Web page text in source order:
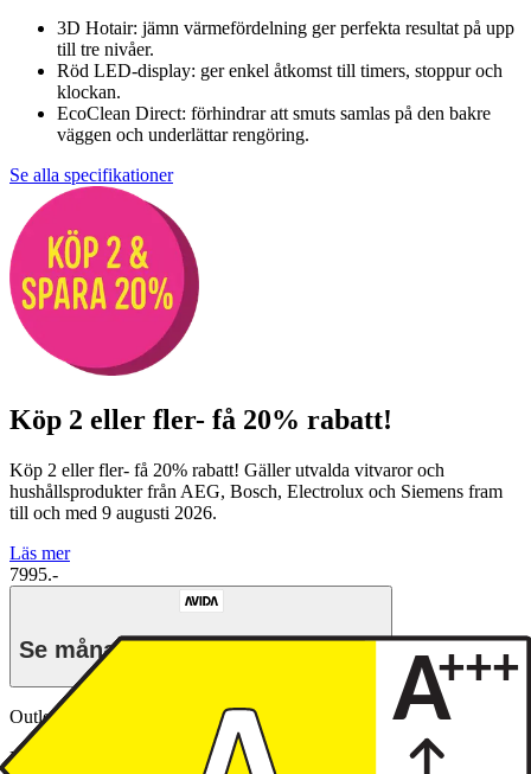
3D Hotair: jämn värmefördelning ger perfekta resultat på upp
till tre nivåer.
Röd LED-display: ger enkel åtkomst till timers, stoppur och
klockan.
EcoClean Direct: förhindrar att smuts samlas på den bakre
väggen och underlättar rengöring.
Se alla specifikationer
Köp 2 eller fler- få 20% rabatt!
Köp 2 eller fler- få 20% rabatt! Gäller utvalda vitvaror och
hushållsprodukter från AEG, Bosch, Electrolux och Siemens fram
till och med 9 augusti 2026.
Läs mer
7995.-
Se månadspris vid delbetalning.
Outlet-pris
Energiklass Produktinformationsblad